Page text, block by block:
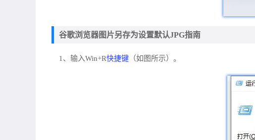
谷歌浏览器图片另存为设置默认JPG指南
1、输入Win+R快捷键 （如图所示）。